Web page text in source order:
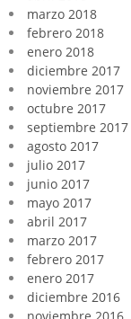
marzo 2018
febrero 2018
enero 2018
diciembre 2017
noviembre 2017
octubre 2017
septiembre 2017
agosto 2017
julio 2017
junio 2017
mayo 2017
abril 2017
marzo 2017
febrero 2017
enero 2017
diciembre 2016